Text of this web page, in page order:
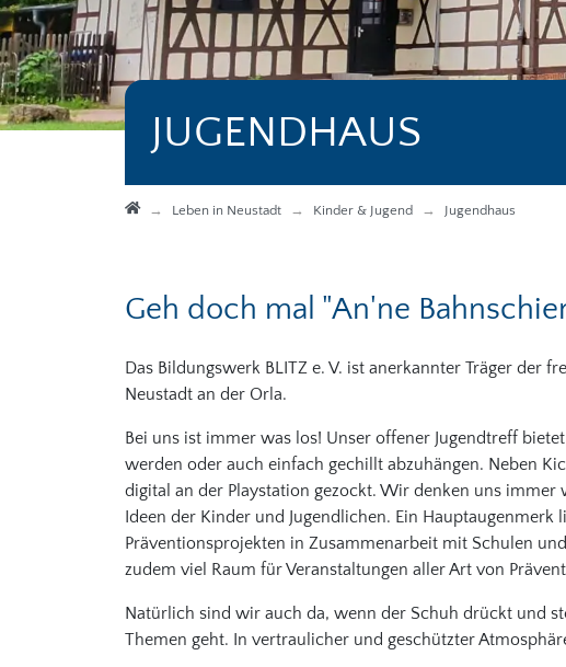
JUGENDHAUS
StartseiteLeben in Neustadt Kinder & Jugend Jugendhaus
Geh doch mal "An'ne
Das Bildungswerk BLITZ e. V. ist anerkannter Träger der
Neustadt an der Orla.
Bei uns ist immer was los! Unser offener Jugendtreff
werden oder auch einfach gechillt abzuhängen. Neben
digital an der Playstation gezockt. Wir denken uns
Ideen der Kinder und Jugendlichen. Ein
Präventionsprojekten in Zusammenarbeit mit Schulen
zudem viel Raum für Veranstaltungen aller Art von
Natürlich sind wir auch da, wenn der Schuh drückt und
Themen geht. In vertraulicher und geschützter